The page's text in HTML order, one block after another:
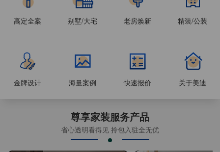
高定全案 别墅/大宅 老房焕新 精装/公装
金牌设计 海量案例 快速报价 关于美迪
尊享家装服务产品
省心透明看得见 拎包入驻全无优